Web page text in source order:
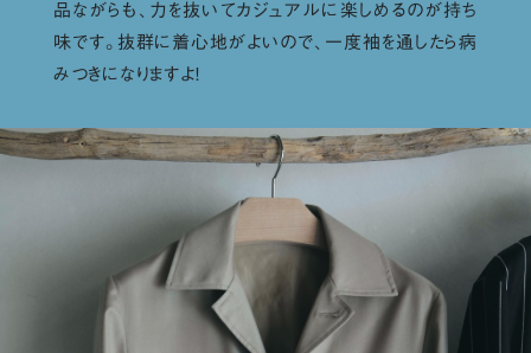
品ながらも、力を抜いてカジュアルに楽しめるのが持ち
味です。抜群に着心地がよいので、一度袖を通したら病
みつきになりますよ！